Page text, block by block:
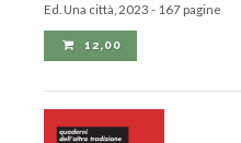
Ed. Una città, 2023 - 167 pagine
12,00